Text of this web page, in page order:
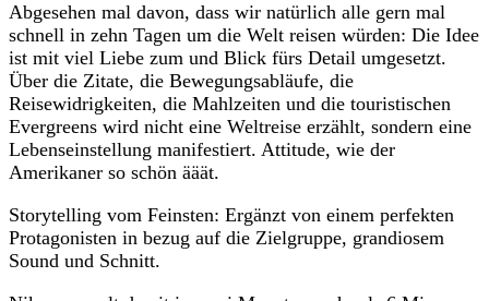
Abgesehen mal davon, dass wir natürlich alle gern mal
schnell in zehn Tagen um die Welt reisen würden: Die Idee
ist mit viel Liebe zum und Blick fürs Detail umgesetzt.
Über die Zitate, die Bewegungsabläufe, die
Reisewidrigkeiten, die Mahlzeiten und die touristischen
Evergreens wird nicht eine Weltreise erzählt, sondern eine
Lebenseinstellung manifestiert. Attitude, wie der
Amerikaner so schön ääät.
Storytelling vom Feinsten: Ergänzt von einem perfekten
Protagonisten in bezug auf die Zielgruppe, grandiosem
Sound und Schnitt.